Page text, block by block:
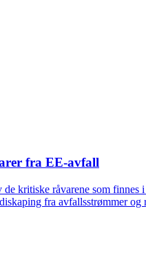
fra EE-avfall
kritiske råvarene som
fra avfallsstrømmer